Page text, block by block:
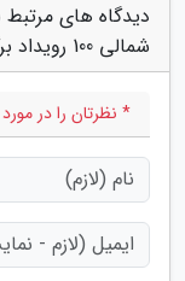
دیدگاه های
شمالی 100 رویداد برگزار می گردد"
* نظرتان را در مورد